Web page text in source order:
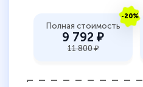
-20%
Полная стоимость
9 792 ₽
11 800 ₽